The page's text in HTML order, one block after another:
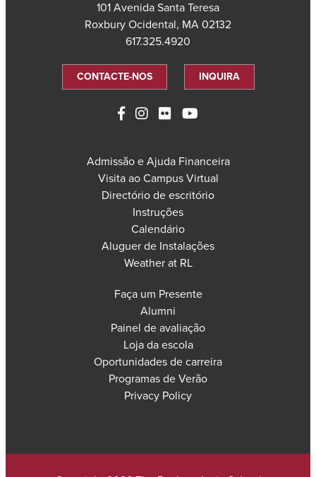
101 Avenida Santa Teresa
Roxbury Ocidental, MA 02132
617.325.4920
CONTACTE-NOS INQUIRA
Admissão e Ajuda Financeira
Visita ao Campus Virtual
Directório de escritório
Instruções
Calendário
Aluguer de Instalações
Weather at RL
Faça um Presente
Alumni
Painel de avaliação
Loja da escola
Oportunidades de carreira
Programas de Verão
Privacy Policy